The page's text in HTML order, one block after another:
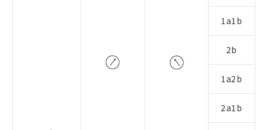
1a1b
2b
1a2b
2a1b